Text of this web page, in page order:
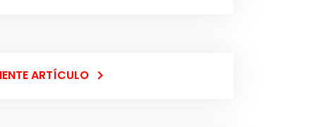
ARTÍCULO